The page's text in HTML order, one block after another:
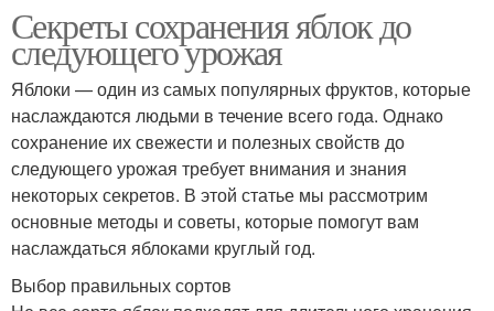
Секреты сохранения яблок до
следующего урожая
Яблоки — один из самых популярных фруктов, которые
наслаждаются людьми в течение всего года. Однако
сохранение их свежести и полезных свойств до
следующего урожая требует внимания и знания
некоторых секретов. В этой статье мы рассмотрим
основные методы и советы, которые помогут вам
наслаждаться яблоками круглый год.
Выбор правильных сортов